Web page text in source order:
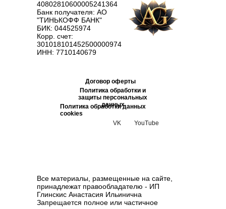
Договор оферты
Политика обработки и
защиты персональных
данных
Политика обработки данных
cookies
VK
YouTube
40802810600005241364
Банк получателя: АО
"ТИНЬКОФФ БАНК"
БИК: 044525974
Корр. счет:
301018101452500000974
ИНН: 7710140679
Все материалы, размещенные на сайте,
принадлежат правообладателю - ИП
Глинскис Анастасия Ильинична
Запрещается полное или частичное